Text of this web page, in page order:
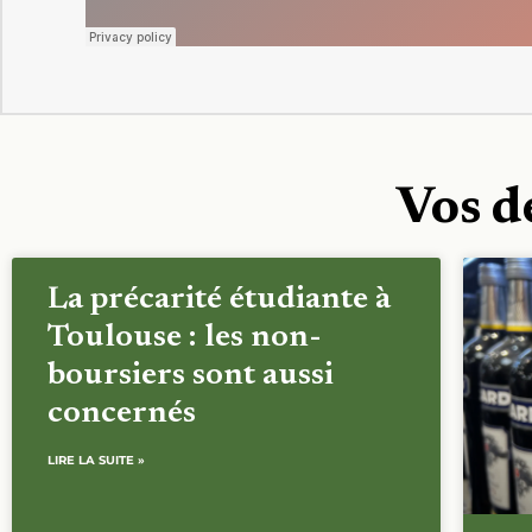
Vos
La précarité étudiante à
Toulouse : les non-
boursiers sont aussi
concernés
LIRE LA SUITE »